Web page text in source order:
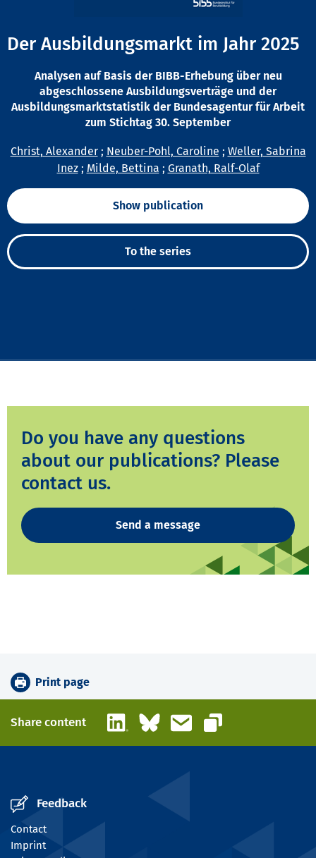
Der Ausbildungsmarkt im Jahr 2025
Analysen auf Basis der BIBB-Erhebung über neu
abgeschlossene Ausbildungsverträge und der
Ausbildungsmarktstatistik der Bundesagentur für Arbeit
zum Stichtag 30. September
Christ, Alexander; Neuber-Pohl, Caroline ; Weller, Sabrina
Inez; Milde, Bettina ; Granath, Ralf-Olaf
Show publication
To the series
Do you have any questions
about our publications? Please
contact us.
Send a message
Print page
Share content LinkedInBlueskyEmail
Copy link
Feedback
Contact
Imprint